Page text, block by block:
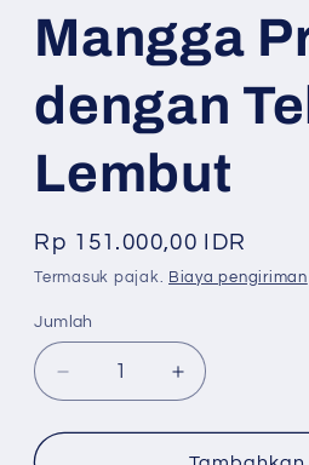
Mangga
dengan
Lembut
Harga
reguler
Rp 151.000,00 IDR
Termasuk pajak. Biaya pengiriman
Jumlah
Jumlah
Kurangi
jumlah
untuk
Tambah
jumlah
untuk